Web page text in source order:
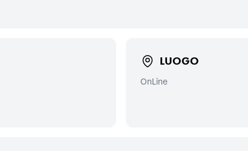
LUOGO
OnLine